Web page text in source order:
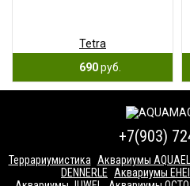
Tetra
690руб.
+7(903)
Террариумистика Аквариумы AQUAEL
DENNERLE
Аквариумы